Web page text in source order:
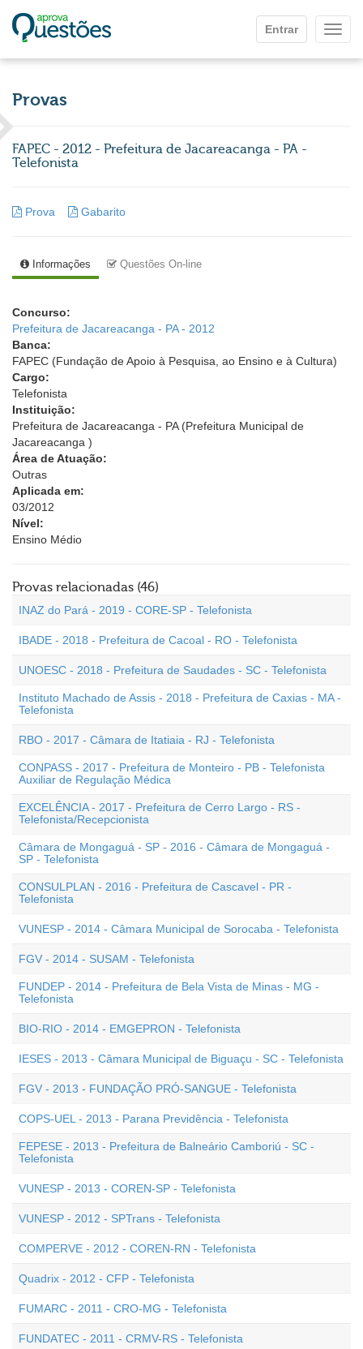
Entrar
Provas
FAPEC - 2012 - Prefeitura de Jacareacanga - PA -
Telefonista
Prova Gabarito
Informações Questões On-line
Concurso:
Prefeitura de Jacareacanga - PA - 2012
Banca:
FAPEC (Fundação de Apoio à Pesquisa, ao Ensino e à Cultura)
Cargo:
Telefonista
Instituição:
Prefeitura de Jacareacanga - PA (Prefeitura Municipal de
Jacareacanga )
Área de Atuação:
Outras
Aplicada em:
03/2012
Nível:
Ensino Médio
Provas relacionadas (46)
INAZ do Pará - 2019 - CORE-SP - Telefonista
IBADE - 2018 - Prefeitura de Cacoal - RO - Telefonista
UNOESC - 2018 - Prefeitura de Saudades - SC - Telefonista
Instituto Machado de Assis - 2018 - Prefeitura de Caxias - MA -
Telefonista
RBO - 2017 - Câmara de Itatiaia - RJ - Telefonista
CONPASS - 2017 - Prefeitura de Monteiro - PB - Telefonista
Auxiliar de Regulação Médica
EXCELÊNCIA - 2017 - Prefeitura de Cerro Largo - RS -
Telefonista/Recepcionista
Câmara de Mongaguá - SP - 2016 - Câmara de Mongaguá -
SP - Telefonista
CONSULPLAN - 2016 - Prefeitura de Cascavel - PR -
Telefonista
VUNESP - 2014 - Câmara Municipal de Sorocaba - Telefonista
FGV - 2014 - SUSAM - Telefonista
FUNDEP - 2014 - Prefeitura de Bela Vista de Minas - MG -
Telefonista
BIO-RIO - 2014 - EMGEPRON - Telefonista
IESES - 2013 - Câmara Municipal de Biguaçu - SC - Telefonista
FGV - 2013 - FUNDAÇÃO PRÓ-SANGUE - Telefonista
COPS-UEL - 2013 - Parana Previdência - Telefonista
FEPESE - 2013 - Prefeitura de Balneário Camboriú - SC -
Telefonista
VUNESP - 2013 - COREN-SP - Telefonista
VUNESP - 2012 - SPTrans - Telefonista
COMPERVE - 2012 - COREN-RN - Telefonista
Quadrix - 2012 - CFP - Telefonista
FUMARC - 2011 - CRO-MG - Telefonista
FUNDATEC - 2011 - CRMV-RS - Telefonista